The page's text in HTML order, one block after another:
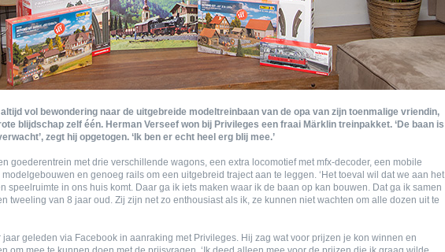
vol bewondering naar de uitgebreide modeltreinbaan van de opa van zijn toenmalige vriendin,
blijdschap zelf één. Herman Verseef won bij Privileges een fraai Märklin treinpakket. ‘De baan is
zegt hij opgetogen. ‘Ik ben er echt heel erg blij mee.’
goederentrein met drie verschillende wagons, een extra locomotief met mfx-decoder, een mobile
en genoeg rails om een uitgebreid traject aan te leggen. ‘Het toeval wil dat we aan het
speelruimte in ons huis komt. Daar ga ik iets maken waar ik de baan op kan bouwen. Dat ga ik samen
tweeling van 8 jaar oud. Zij zijn net zo enthousiast als ik, ze kunnen niet wachten om alle dozen uit te
jaar geleden via Facebook in aanraking met Privileges. Hij zag wat voor prijzen je kon winnen en